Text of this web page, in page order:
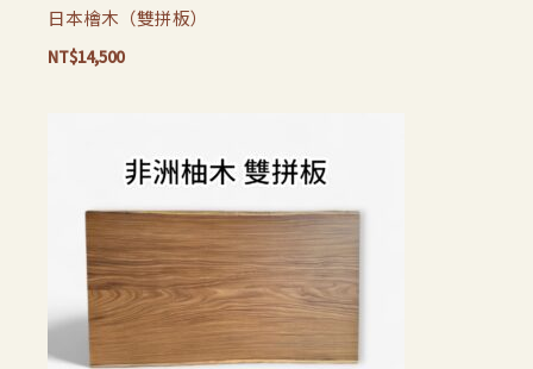
日本檜木（雙拼板）
NT$14,500